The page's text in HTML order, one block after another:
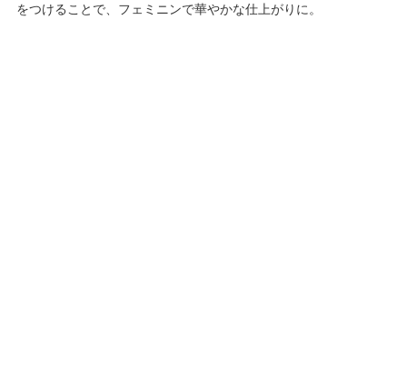
をつけることで、フェミニンで華やかな仕上がりに。